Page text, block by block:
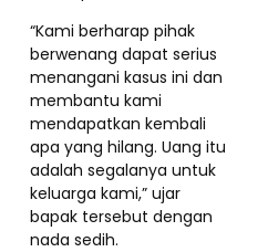
“Kami berharap pihak
berwenang dapat serius
menangani kasus ini dan
membantu kami
mendapatkan kembali
apa yang hilang. Uang itu
adalah segalanya untuk
keluarga kami,” ujar
bapak tersebut dengan
nada sedih.